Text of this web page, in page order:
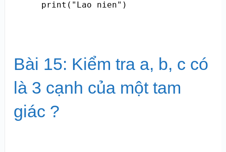
Bài 15: Kiểm tra a, b, c có
là 3 cạnh của một tam
giác ?